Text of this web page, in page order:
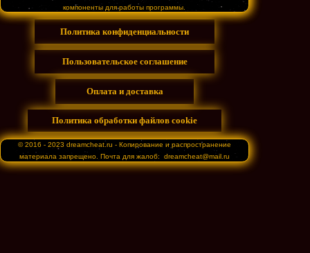
© 2016 - 2023 dreamcheat.ru - Копирование и распространение
материала запрещено. Почта для жалоб: dreamcheat@mail.ru
компоненты для работы программы.
Политика конфиденциальности
Пользовательское соглашение
Политика обработки файлов cookie
Оплата и доставка